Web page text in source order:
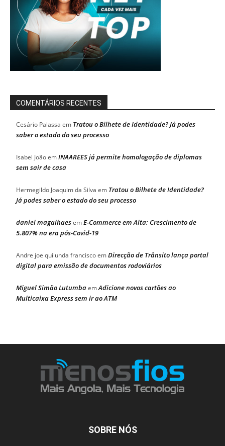
COMENTÁRIOS RECENTES
Cesário Palassa em Tratou o Bilhete de Identidade? Já podes
saber o estado do seu processo
Isabel JoãoemINAAREES já permite homologação de diplomas
sem sair de casa
Hermegildo Joaquim da Silva em Tratou o Bilhete de Identidade?
Já podes saber o estado do seu processo
daniel magalhaesemE-Commerce em Alta: Crescimento de
5.807% na era pós-Covid-19
Andre joe quilunda franciscoemDirecção de Trânsito lança portal
digital para emissão de documentos rodoviários
Miguel Simão LutumbaemAdicione novos cartões ao
Multicaixa Express sem ir ao ATM
SOBRE NÓS